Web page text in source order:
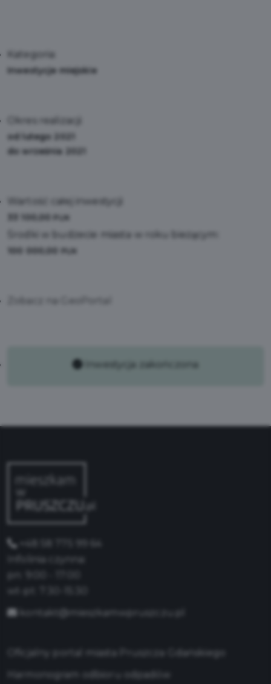
Kategoria:
Inwestycje miejskie
Okres realizacji:
od lutego 2021
do września 2021
Wartość całej inwestycji:
33 100,00
Środki w budżecie miasta w roku bieżącym:
100 000,00
Inwestycja zakończona
+48 58 775 99 64
Infolinia czynna:
kontakt@mieszkamwpruszczu.pl
Oficjalny portal miasta Pruszcza Gdańskiego
Harmonogram odbioru odpadów